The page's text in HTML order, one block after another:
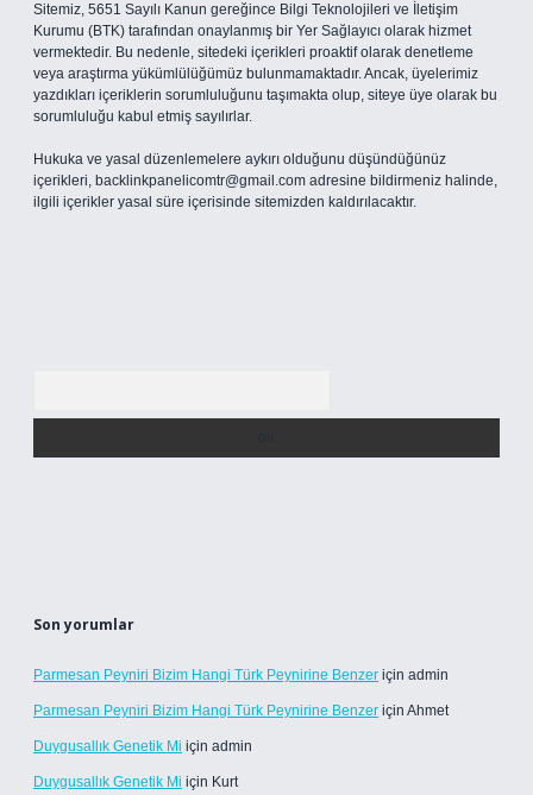
Sitemiz, 5651 Sayılı Kanun gereğince Bilgi Teknolojileri ve İletişim
Kurumu (BTK) tarafından onaylanmış bir Yer Sağlayıcı olarak hizmet
vermektedir. Bu nedenle, sitedeki içerikleri proaktif olarak denetleme
veya araştırma yükümlülüğümüz bulunmamaktadır. Ancak, üyelerimiz
yazdıkları içeriklerin sorumluluğunu taşımakta olup, siteye üye olarak bu
sorumluluğu kabul etmiş sayılırlar.
Hukuka ve yasal düzenlemelere aykırı olduğunu düşündüğünüz
içerikleri, backlinkpanelicomtr@gmail.com adresine bildirmeniz halinde,
ilgili içerikler yasal süre içerisinde sitemizden kaldırılacaktır.
Son yorumlar
Parmesan Peyniri Bizim Hangi Türk Peynirine Benzer için admin
Parmesan Peyniri Bizim Hangi Türk Peynirine Benzer için Ahmet
Duygusallık Genetik Mi için admin
Duygusallık Genetik Mi için Kurt